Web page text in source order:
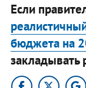
Если
бюджета на
закладывать